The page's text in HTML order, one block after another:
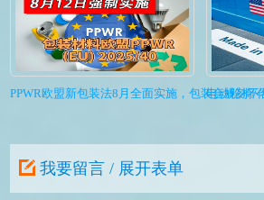
PPWR欧盟新包装法8月全面实施，包装合规刻不
电动轮椅/
我要留言 / 展开表单